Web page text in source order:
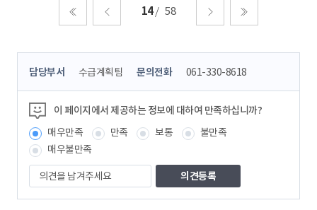
14 58
콘
츠
정
보
책
임
자
담당부서 수급계획팀 문의전화 061-330-8618
이 페이지에서 제공하는 정보에 대하여 만족하십니까?
매우만족
만족 보통
불만족
매우불만족
의
견
을